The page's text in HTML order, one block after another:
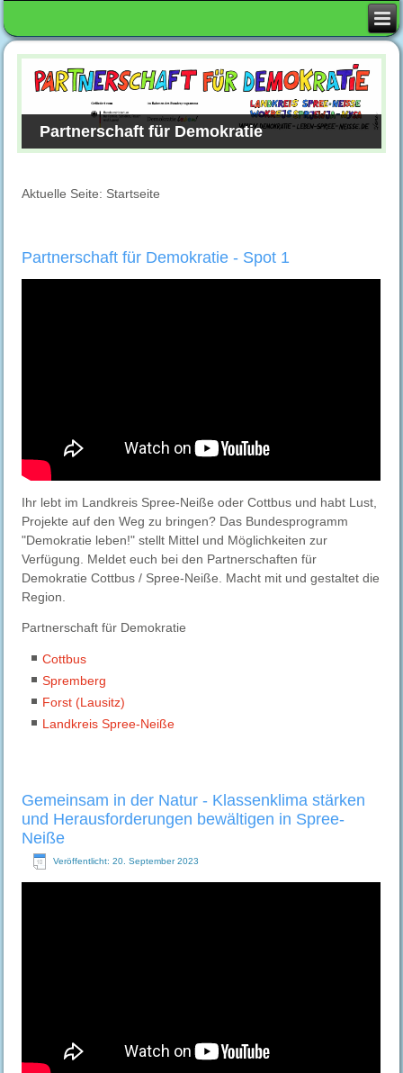
Partnerschaft für Demokratie
Aktuelle Seite: Startseite
Partnerschaft für Demokratie - Spot 1
Ihr lebt im Landkreis Spree-Neiße oder Cottbus und habt Lust,
Projekte auf den Weg zu bringen? Das Bundesprogramm
"Demokratie leben!" stellt Mittel und Möglichkeiten zur
Verfügung. Meldet euch bei den Partnerschaften für
Demokratie Cottbus / Spree-Neiße. Macht mit und gestaltet die
Region.
Partnerschaft für Demokratie
Cottbus
Spremberg
Forst (Lausitz)
Landkreis Spree-Neiße
Gemeinsam in der Natur - Klassenklima stärken
und Herausforderungen bewältigen in Spree-
Neiße
Veröffentlicht: 20. September 2023